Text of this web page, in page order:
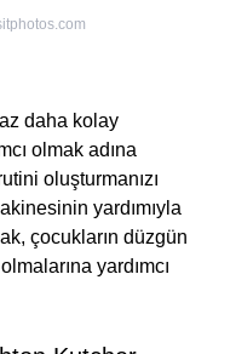
daha kolay
olmak adına
oluşturmanızı
yardımıyla
çocukların düzgün
yardımcı